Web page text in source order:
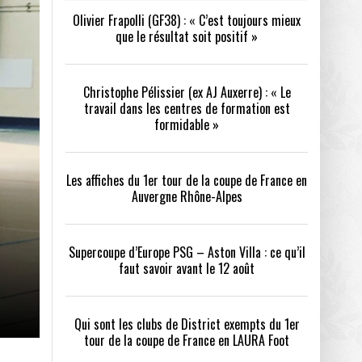
- 24/07/2026
- 21/07/2026
a tenu toutes ses promesses - 04/07/2026
PSG – ASTON VILLA :
AVANT LE 12 AOÛT
QUI SONT LES CLUBS DE DISTRICT EXEMPTS
DU 1ER TOUR DE LA COUPE DE FRANCE EN
LAURA FOOT
Olivier Frapolli (GF38) : « C’est toujours mieux
que le résultat soit positif »
Christophe Pélissier (ex AJ Auxerre) : « Le
travail dans les centres de formation est
formidable »
Les affiches du 1er tour de la coupe de France en
Auvergne Rhône-Alpes
Supercoupe d’Europe PSG – Aston Villa : ce qu’il
faut savoir avant le 12 août
Qui sont les clubs de District exempts du 1er
tour de la coupe de France en LAURA Foot